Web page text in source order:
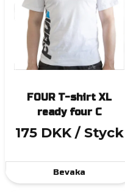
FOUR T-shirt XL
ready four C
175 DKK / Styck
Bevaka